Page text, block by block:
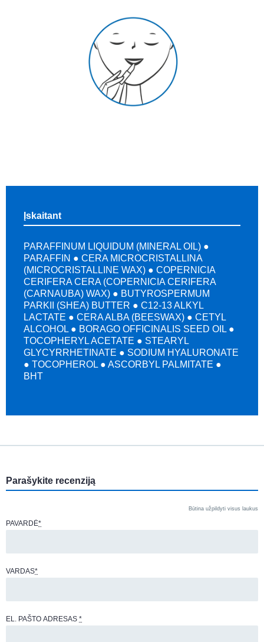
Įskaitant
PARAFFINUM LIQUIDUM (MINERAL OIL) ●
PARAFFIN ● CERA MICROCRISTALLINA
(MICROCRISTALLINE WAX) ● COPERNICIA
CERIFERA CERA (COPERNICIA CERIFERA
(CARNAUBA) WAX) ● BUTYROSPERMUM
PARKII (SHEA) BUTTER ● C12-13 ALKYL
LACTATE ● CERA ALBA (BEESWAX) ● CETYL
ALCOHOL ● BORAGO OFFICINALIS SEED OIL ●
TOCOPHERYL ACETATE ● STEARYL
GLYCYRRHETINATE ● SODIUM HYALURONATE
● TOCOPHEROL ● ASCORBYL PALMITATE ●
BHT
Parašykite recenziją
Būtina užpildyti visus laukus
PAVARDĖ*
VARDAS*
EL. PAŠTO ADRESAS *